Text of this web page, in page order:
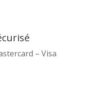
– Visa